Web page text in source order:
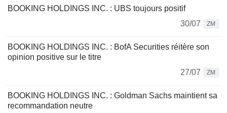
BOOKING HOLDINGS INC. : UBS toujours positif
30/07
ZM
BOOKING HOLDINGS INC. : BofA Securities réitère son
opinion positive sur le titre
27/07
ZM
BOOKING HOLDINGS INC. : Goldman Sachs maintient sa
recommandation neutre